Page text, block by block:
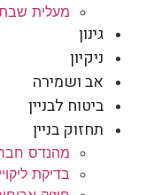
מעלית שבת
גינון
ניקיון
אב ושמירה
ביטוח לבניין
תחזוק בניין
מהנדס
בדיקת